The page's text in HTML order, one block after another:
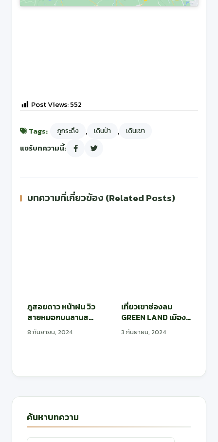
Post Views:552
Tags: ภูกระดึง , เดินป่า , เดินเขา
แชร์บทความนี้:
บทความที่เกี่ยวข้อง (Related Posts)
ภูสอยดาว หน้าฝน วิว
สายหมอกบนลานสน
ชมดอกหงอนนาค
8 กันยายน, 2024
เที่ยวเขาช่องลม
GREEN LAND เมือง
ไทย
3 กันยายน, 2024
ค้นหาบทความ